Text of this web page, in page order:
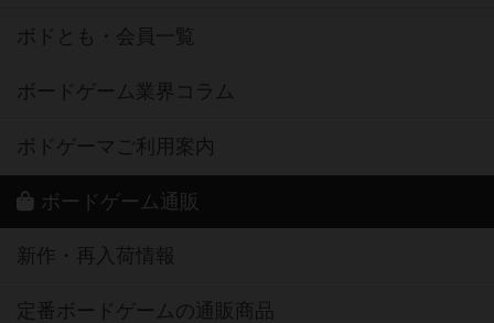
ボドとも・会員一覧
ボードゲーム業界コラム
ボドゲーマご利用案内
ボードゲーム通販
新作・再入荷情報
定番ボードゲームの通販商品